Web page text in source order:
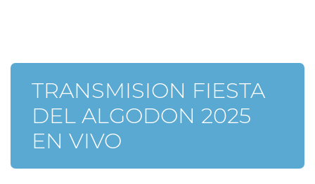
TRANSMISION FIESTA
DEL ALGODON 2025
EN VIVO